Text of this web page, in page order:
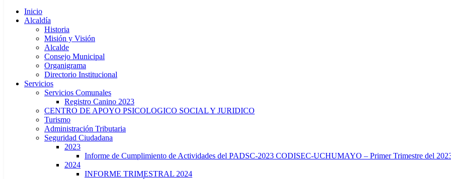
Inicio
Alcaldía
Historia
Misión y Visión
Alcalde
Consejo Municipal
Organigrama
Directorio Institucional
Servicios
Servicios Comunales
Registro Canino 2023
CENTRO DE APOYO PSICOLOGICO SOCIAL Y JURIDICO
Turismo
Administración Tributaria
Seguridad Ciudadana
2023
Informe de Cumplimiento de Actividades del PADSC-2023 CODISEC-UCHUMAYO – Primer Trimestre del
2024
INFORME TRIMESTRAL 2024